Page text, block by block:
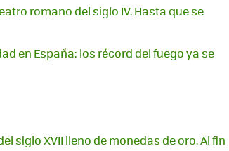
romano del siglo IV. Hasta que se
en España: los récord del fuego ya se
siglo XVII lleno de monedas de oro. Al fin